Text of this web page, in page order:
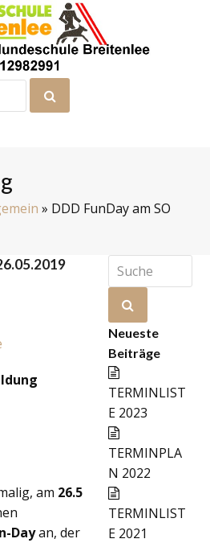
» DDD FunDay am SO
am 26.5
Dayan, der
Suche
Neueste
Beiträge
TERMINLIST
E 2023
TERMINPLA
N 2022
TERMINLIST
E 2021